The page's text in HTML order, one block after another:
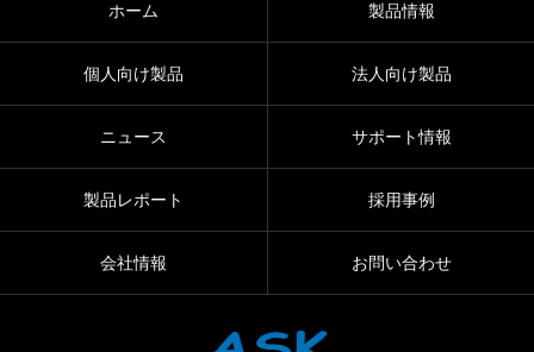
ホーム 製品情報
個人向け製品 法人向け製品
ニュース サポート情報
製品レポート 採用事例
会社情報 お問い合わせ